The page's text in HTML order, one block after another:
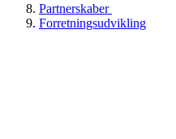
Partnerskaber
Forretningsudvikling